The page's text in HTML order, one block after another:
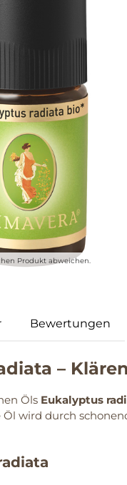
Produkt abweichen.
Bewertungen
–
Öls Eukalyptus
Öl wird durch